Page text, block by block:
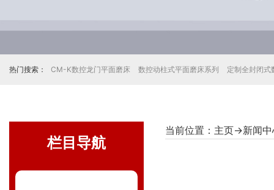
热门搜索： CM-K数控龙门平面磨床 数控动柱式平面磨床系列 定制全封闭式
栏目导航
当前位置： 主页→新闻